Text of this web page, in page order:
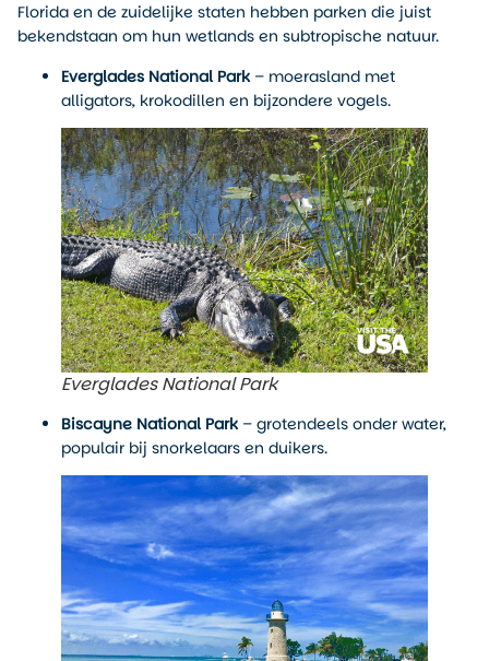
Florida en de zuidelijke staten hebben parken die juist
bekendstaan om hun wetlands en subtropische natuur.
Everglades National Park – moerasland met
alligators, krokodillen en bijzondere vogels.
Everglades National Park
Biscayne National Park – grotendeels onder water,
populair bij snorkelaars en duikers.